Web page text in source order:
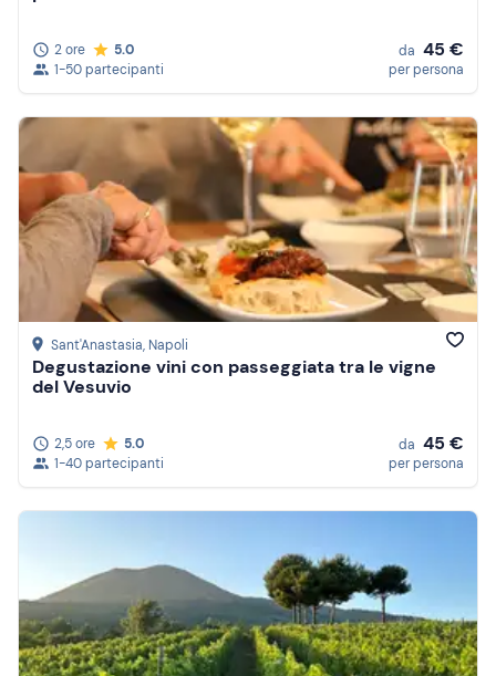
2 ore
5.0
1-50 partecipanti
da 45 €
per persona
Sant'Anastasia, Napoli
Degustazione vini con passeggiata tra le vigne
del Vesuvio
2,5 ore
5.0
1-40 partecipanti
da 45 €
per persona